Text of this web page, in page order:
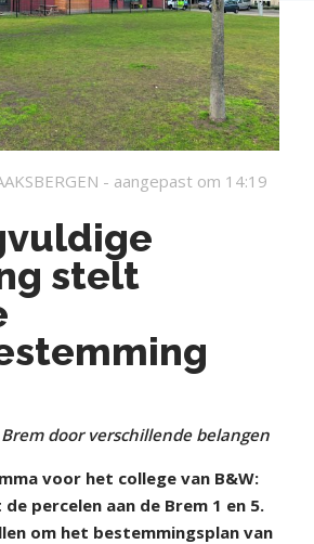
- aangepast om 14:19
stelt
door verschillende belangen
voor het college van B&W:
percelen aan de Brem 1 en 5.
om het bestemmingsplan van